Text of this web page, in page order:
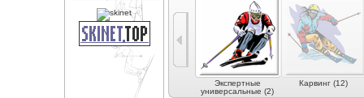
Универсальные (2)
Экспертные
универсальные (2)
Карвинг (12)